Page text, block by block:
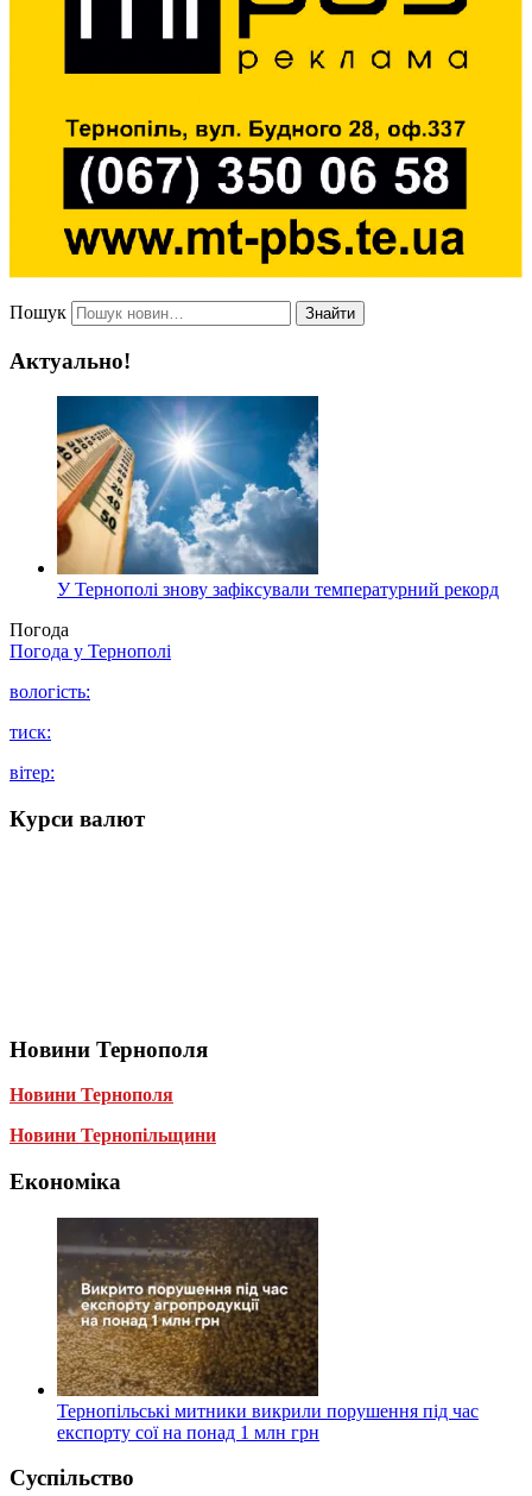
Пошук Знайти
Актуально!
У Тернополі знову зафіксували температурний рекорд
Погода
Погода у Тернополі
вологість:
тиск:
вітер:
Курси валют
Новини Тернополя
Новини Тернополя
Новини Тернопільщини
Економіка
Тернопільські митники викрили порушення під час
експорту сої на понад 1 млн грн
Суспільство